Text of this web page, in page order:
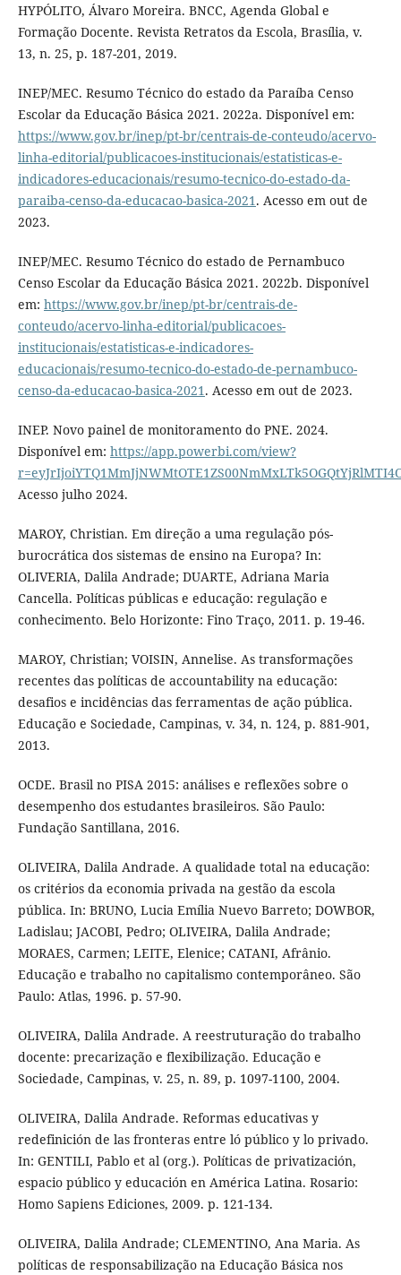
HYPÓLITO, Álvaro Moreira. BNCC, Agenda Global e
Formação Docente. Revista Retratos da Escola, Brasília, v.
13, n. 25, p. 187-201, 2019.
INEP/MEC. Resumo Técnico do estado da Paraíba Censo
Escolar da Educação Básica 2021. 2022a. Disponível em:
https://www.gov.br/inep/pt-br/centrais-de-conteudo/acervo-
linha-editorial/publicacoes-institucionais/estatisticas-e-
indicadores-educacionais/resumo-tecnico-do-estado-da-
paraiba-censo-da-educacao-basica-2021. Acesso em out de
2023.
INEP/MEC. Resumo Técnico do estado de Pernambuco
Censo Escolar da Educação Básica 2021. 2022b. Disponível
em: https://www.gov.br/inep/pt-br/centrais-de-
conteudo/acervo-linha-editorial/publicacoes-
institucionais/estatisticas-e-indicadores-
educacionais/resumo-tecnico-do-estado-de-pernambuco-
censo-da-educacao-basica-2021. Acesso em out de 2023.
INEP. Novo painel de monitoramento do PNE. 2024.
Disponível em: https://app.powerbi.com/view?
Acesso julho 2024.
MAROY, Christian. Em direção a uma regulação pós-
burocrática dos sistemas de ensino na Europa? In:
OLIVERIA, Dalila Andrade; DUARTE, Adriana Maria
Cancella. Políticas públicas e educação: regulação e
conhecimento. Belo Horizonte: Fino Traço, 2011. p. 19-46.
MAROY, Christian; VOISIN, Annelise. As transformações
recentes das políticas de accountability na educação:
desafios e incidências das ferramentas de ação pública.
Educação e Sociedade, Campinas, v. 34, n. 124, p. 881-901,
2013.
OCDE. Brasil no PISA 2015: análises e reflexões sobre o
desempenho dos estudantes brasileiros. São Paulo:
Fundação Santillana, 2016.
OLIVEIRA, Dalila Andrade. A qualidade total na educação:
os critérios da economia privada na gestão da escola
pública. In: BRUNO, Lucia Emília Nuevo Barreto; DOWBOR,
Ladislau; JACOBI, Pedro; OLIVEIRA, Dalila Andrade;
MORAES, Carmen; LEITE, Elenice; CATANI, Afrânio.
Educação e trabalho no capitalismo contemporâneo. São
Paulo: Atlas, 1996. p. 57-90.
OLIVEIRA, Dalila Andrade. A reestruturação do trabalho
docente: precarização e flexibilização. Educação e
Sociedade, Campinas, v. 25, n. 89, p. 1097-1100, 2004.
OLIVEIRA, Dalila Andrade. Reformas educativas y
redefinición de las fronteras entre ló público y lo privado.
In: GENTILI, Pablo et al (org.). Políticas de privatización,
espacio público y educación en América Latina. Rosario:
Homo Sapiens Ediciones, 2009. p. 121-134.
OLIVEIRA, Dalila Andrade; CLEMENTINO, Ana Maria. As
políticas de responsabilização na Educação Básica nos